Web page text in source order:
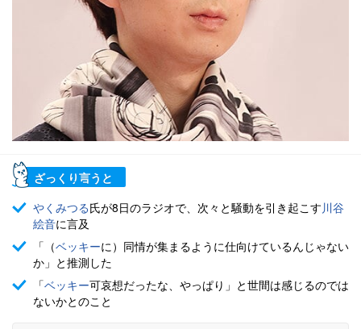
ざっくり言うと
やくみつる氏が8日のラジオで、次々と騒動を引き起こす川谷
絵音に言及
「（ベッキーに）同情が集まるように仕向けているんじゃない
か」と推測した
「ベッキー可哀想だったな、やっぱり」と世間は感じるのでは
ないかとのこと